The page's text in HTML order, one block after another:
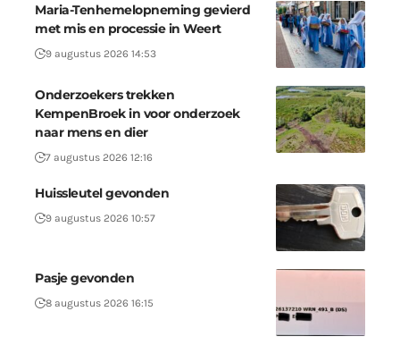
Maria-Tenhemelopneming gevierd
met mis en processie in Weert
9 augustus 2026 14:53
Onderzoekers trekken
KempenBroek in voor onderzoek
naar mens en dier
7 augustus 2026 12:16
Huissleutel gevonden
9 augustus 2026 10:57
Pasje gevonden
8 augustus 2026 16:15